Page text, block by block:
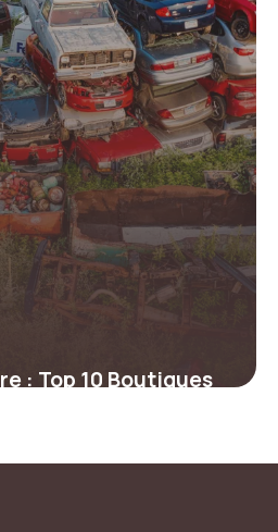
: Top 10 Boutiques